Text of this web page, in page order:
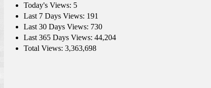
Today's Views: 5
Last 7 Days Views: 191
Last 30 Days Views: 730
Last 365 Days Views: 44,204
Total Views: 3,363,698